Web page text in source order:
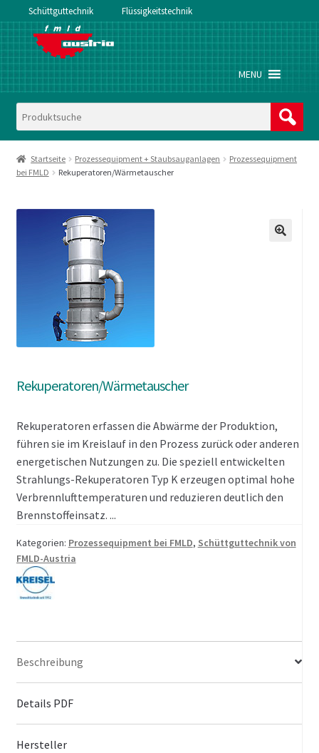
Schüttguttechnik Flüssigkeitstechnik
Zur
Navigation
springen
Zum
Inhalt
springen
MENU
Startseite Prozessequipment + Staubsauganlagen
Prozessequipment
bei FMLD
Rekuperatoren/Wärmetauscher
Rekuperatoren/Wärmetauscher
Rekuperatoren erfassen die Abwärme der Produktion,
führen sie im Kreislauf in den Prozess zurück oder anderen
energetischen Nutzungen zu. Die speziell entwickelten
Strahlungs-Rekuperatoren Typ K erzeugen optimal hohe
Verbrennlufttemperaturen und reduzieren deutlich den
Brennstoffeinsatz. ...
Kategorien: Prozessequipment bei FMLD, Schüttguttechnik von
FMLD-Austria
Beschreibung
Details PDF
Hersteller